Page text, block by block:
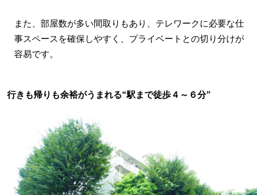
また、部屋数が多い間取りもあり、テレワークに必要な仕
事スペースを確保しやすく、プライベートとの切り分けが
容易です。
行きも帰りも余裕がうまれる“駅まで徒歩４～６分”